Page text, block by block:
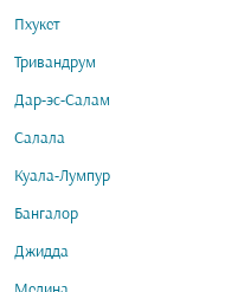
Пхукет
Тривандрум
Дар-эс-Салам
Салала
Куала-Лумпур
Бангалор
Джидда